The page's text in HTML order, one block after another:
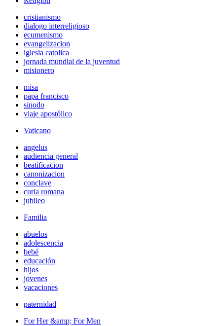
cristianismo
dialogo interreligioso
ecumenismo
evangelizacion
iglesia catolica
jornada mundial de la juventud
misionero
misa
papa francisco
sinodo
viaje apostólico
Vaticano
angelus
audiencia general
beatificacion
canonizacion
conclave
curia romana
jubileo
Familia
abuelos
adolescencia
bebé
educación
hijos
jovenes
vacaciones
paternidad
For Her &amp; For Men